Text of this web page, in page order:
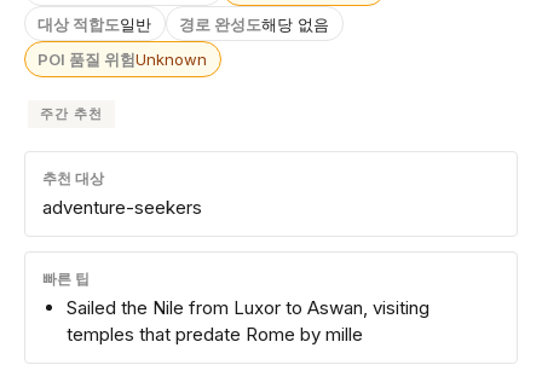
대상 적합도일반 경로 완성도해당 없음
POI 품질 위험Unknown
주간 추천
추천 대상
adventure-seekers
빠른 팁
Sailed the Nile from Luxor to Aswan, visiting
temples that predate Rome by mille